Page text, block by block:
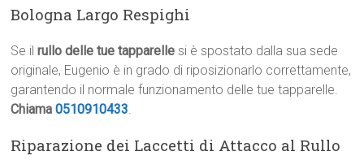
Bologna Largo Respighi
Se ilrullo delle tue tapparelle si è spostato dalla sua sede
originale, Eugenio è in grado di riposizionarlo correttamente,
garantendo il normale funzionamento delle tue tapparelle.
Chiama0510910433.
Riparazione dei Laccetti di Attacco al Rullo